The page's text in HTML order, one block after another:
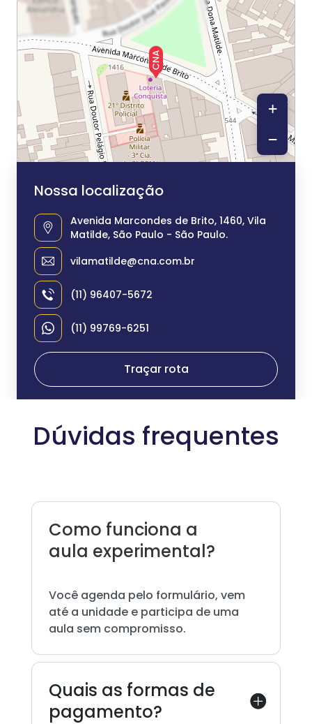
Nossa localização
Avenida Marcondes de Brito, 1460, Vila
Matilde, São Paulo - São Paulo.
vilamatilde@cna.com.br
(11) 96407-5672
(11) 99769-6251
Traçar rota
+
−
Dúvidas frequentes
Como funciona a
aula experimental?
Você agenda pelo formulário, vem
até a unidade e participa de uma
aula sem compromisso.
Quais as formas de
pagamento?